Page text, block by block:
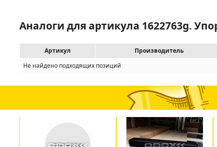
Аналоги для артикула 1622763g.
Артикул
Производитель
Не найдено подходящих позиций